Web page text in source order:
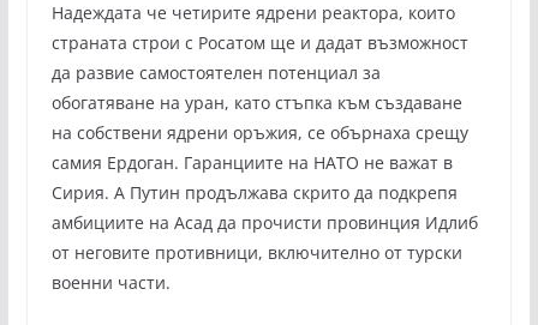
Надеждата че четирите ядрени реактора, които
страната строи с Росатом ще и дадат възможност
да развие самостоятелен потенциал за
обогатяване на уран, като стъпка към създаване
на собствени ядрени оръжия, се обърнаха срещу
самия Ердоган. Гаранциите на НАТО не важат в
Сирия. А Путин продължава скрито да подкрепя
амбициите на Асад да прочисти провинция Идлиб
от неговите противници, включително от турски
военни части.